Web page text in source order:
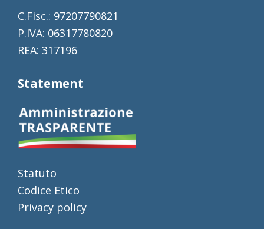
C.Fisc.: 97207790821
P.IVA: 06317780820
REA: 317196
Statement
Statuto
Codice Etico
Privacy policy